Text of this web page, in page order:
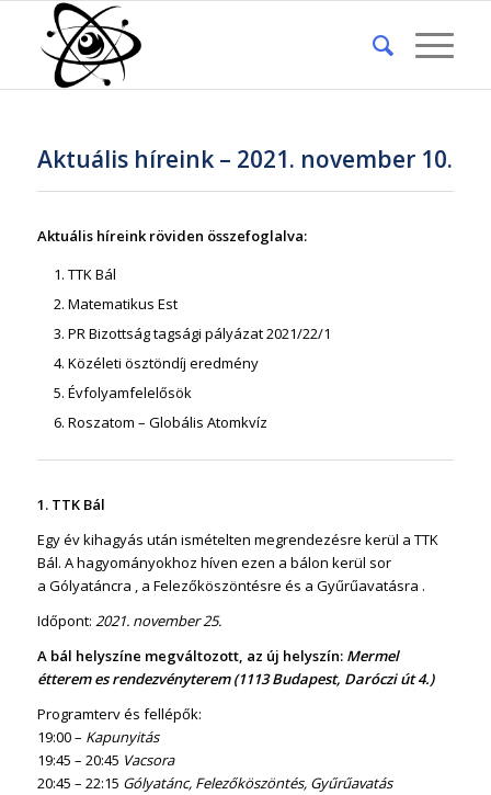
Aktuális híreink – 2021. november 10.
Aktuális híreink röviden összefoglalva:
TTK Bál
Matematikus Est
PR Bizottság tagsági pályázat 2021/22/1
Közéleti ösztöndíj eredmény
Évfolyamfelelősök
Roszatom – Globális Atomkvíz
1. TTK Bál
Egy év kihagyás után ismételten megrendezésre kerül a TTK
Bál. A hagyományokhoz híven ezen a bálon kerül sor
a Gólyatáncra , a Felezőköszöntésre és a Gyűrűavatásra .
Időpont: 2021. november 25.
A bál helyszíne megváltozott, az új helyszín: Mermel
étterem es rendezvényterem (1113 Budapest, Daróczi út 4.)
Programterv és fellépők:
19:00 – Kapunyitás
19:45 – 20:45 Vacsora
20:45 – 22:15 Gólyatánc, Felezőköszöntés, Gyűrűavatás